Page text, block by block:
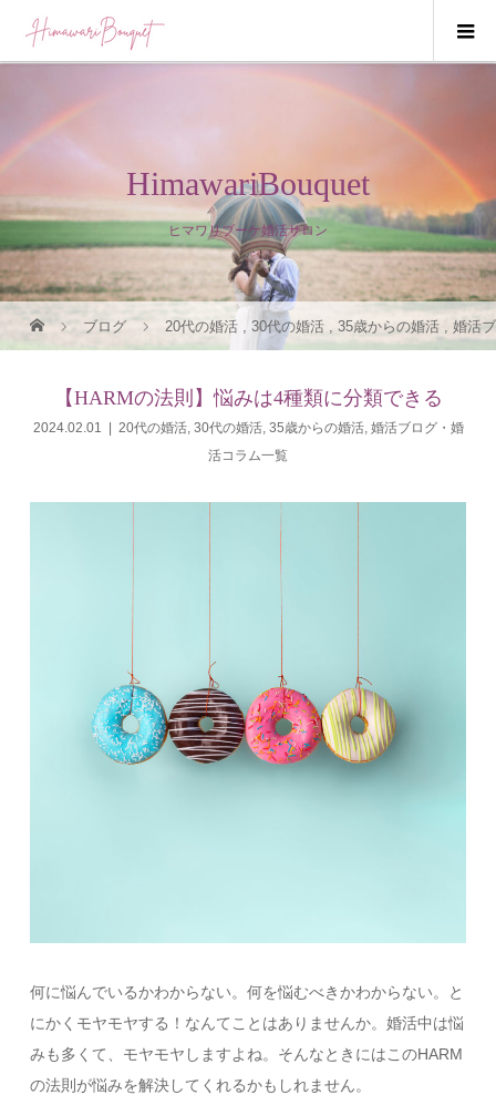
HimawariBouquet
ヒマワリブーケ婚活サロン
ブログ 20代の婚活 ,30代の婚活 ,35歳からの婚活 ,婚活
【HARMの法則】悩みは4種類に分類できる
2024.02.01 20代の婚活, 30代の婚活, 35歳からの婚活, 婚活ブログ・婚
活コラム一覧
何に悩んでいるかわからない。何を悩むべきかわからない。と
にかくモヤモヤする！なんてことはありませんか。婚活中は悩
みも多くて、モヤモヤしますよね。そんなときにはこのHARM
の法則が悩みを解決してくれるかもしれません。